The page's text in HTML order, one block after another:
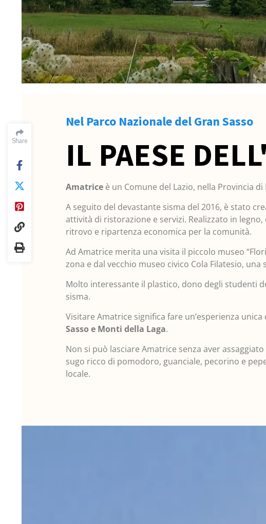
Share
Nel Parco Nazionale del Gran Sasso
IL PAESE
Amatrice è un Comune del Lazio, nella Provincia
A seguito del devastante sisma del 2016, è stato
attività di ristorazione e servizi. Realizzato in
ritrovo e ripartenza economica per la comunità.
Ad Amatrice merita una visita il piccolo museo
zona e dal vecchio museo civico Cola Filatesio,
Molto interessante il plastico, dono degli studenti
sisma.
Visitare Amatrice significa fare un’esperienza
Sasso e Monti della Laga.
Non si può lasciare Amatrice senza aver assaggiato
sugo ricco di pomodoro, guanciale, pecorino e
locale.